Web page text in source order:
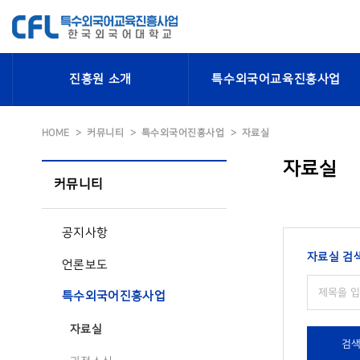
진흥원 소개 특수외국어교육진흥사업
HOME 커뮤니티 특수외국어진흥사업 자료실
커뮤니티
공지사항
언론보도
특수외국어진흥사업
자료실
자료실
자료실 검
검색